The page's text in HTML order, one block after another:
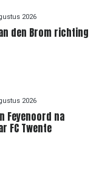
2026
den Brom richting
2026
Feyenoord na
FC Twente